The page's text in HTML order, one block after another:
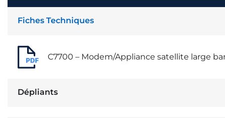
Fiches Techniques
C7700 – Modem/Appliance satellite large
Dépliants